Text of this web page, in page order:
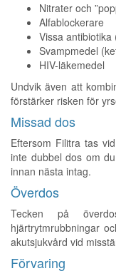
Nitrater och
Alfablockerare
Vissa
Svampmedel
HIV-läkemedel
Undvik även att
förstärker risken för
Missad dos
Eftersom Filitra tas
inte dubbel dos om
innan nästa intag.
Överdos
Tecken på
hjärtrytmrubbningar
akutsjukvård vid
Förvaring